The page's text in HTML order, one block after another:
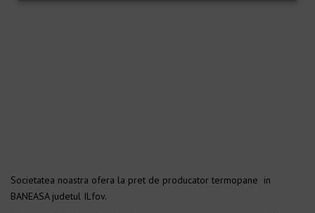
Societatea noastra ofera la pret de producator termopane in
BANEASA judetul ILfov.